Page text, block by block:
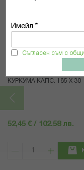
Имейл *
Съгласен съм с
СОЛГАР ПЪЛЕН СПЕКТЪР
КУРКУМА КАПС. 185 Х 30
52,45 € / 102.58 лв.